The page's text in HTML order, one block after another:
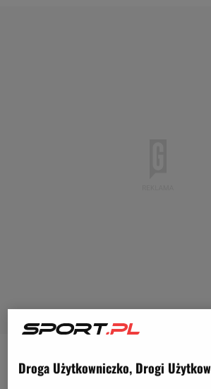
Okrzyki Aryny Sabalenki przy
Droga Użytkowniczko, Drogi